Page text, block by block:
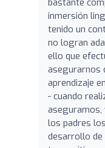
inmersión
tenido un
no logran
ello que
asegurarnos
aprendizaje
- cuando
aseguramos,
los padres
desarrollo de